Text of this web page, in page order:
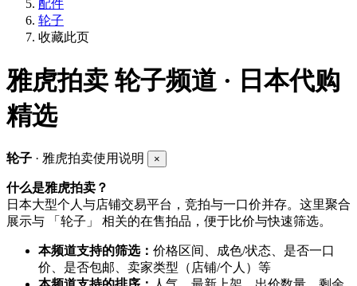
配件
轮子
收藏此页
雅虎拍卖 轮子频道 · 日本代购
精选
轮子 · 雅虎拍卖使用说明 ×
什么是雅虎拍卖？
日本大型个人与店铺交易平台，竞拍与一口价并存。这里聚合
展示与 「轮子」 相关的在售拍品，便于比价与快速筛选。
本频道支持的筛选： 价格区间、成色/状态、是否一口
价、是否包邮、卖家类型（店铺/个人）等